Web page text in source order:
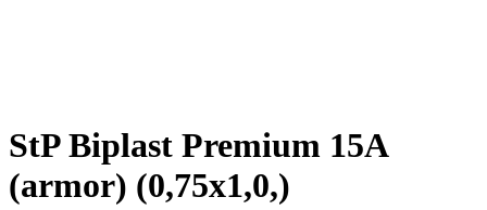
StP Biplast Premium 15А
(armor) (0,75х1,0,)